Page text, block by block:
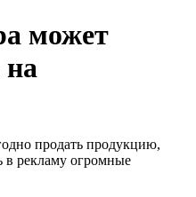
может
на
продать продукцию,
в рекламу огромные